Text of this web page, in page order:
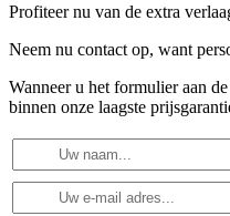
Profiteer nu van de extra
Neem nu contact op, want
Wanneer u het formulier aan
binnen onze laagste